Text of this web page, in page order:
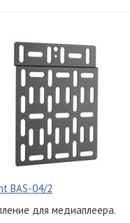
BAS-04/2
для медиаплеера.